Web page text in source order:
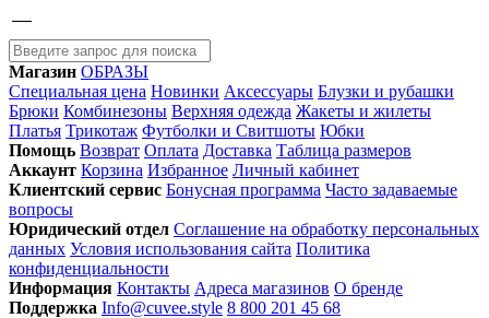
Магазин ОБРАЗЫ
Специальная цена Новинки Аксессуары Блузки и рубашки
Брюки Комбинезоны Верхняя одежда Жакеты и жилеты
Платья Трикотаж Футболки и Свитшоты Юбки
Помощь Возврат Оплата Доставка Таблица размеров
Аккаунт Корзина Избранное Личный кабинет
Клиентский сервис Бонусная программа Часто задаваемые
вопросы
Юридический отдел Соглашение на обработку персональных
данных Условия использования сайта Политика
конфиденциальности
Информация Контакты Адреса магазинов О бренде
Поддержка Info@cuvee.style 8 800 201 45 68